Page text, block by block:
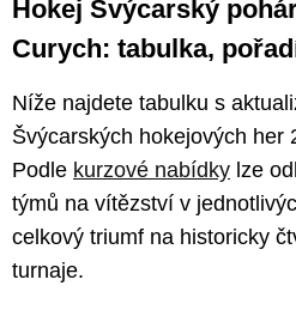
Hokej Švýcarský
Curych: tabulka,
Níže najdete tabulku s
Švýcarských hokejových her
Podle kurzové nabídky lze
týmů na vítězství v
celkový triumf na historicky
turnaje.